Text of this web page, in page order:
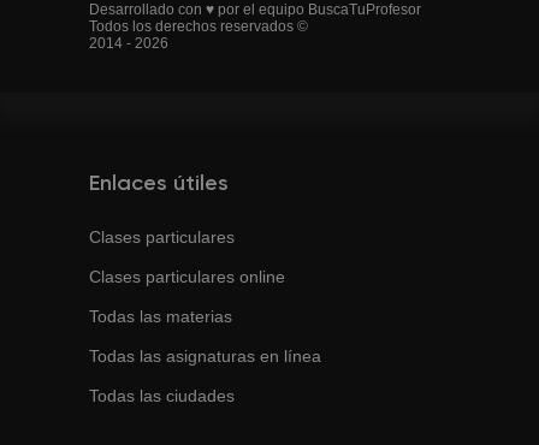
Desarrollado con ♥ por el equipo BuscaTuProfesor
Todos los derechos reservados ©
2014 - 2026
Enlaces útiles
Clases particulares
Clases particulares online
Todas las materias
Todas las asignaturas en línea
Todas las ciudades